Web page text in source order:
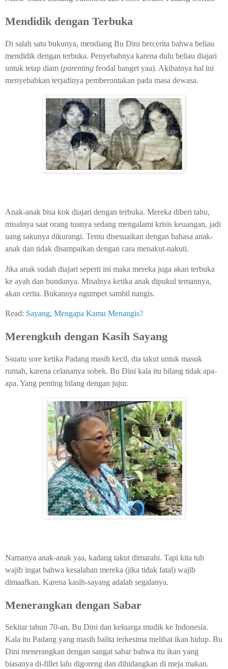
Mendidik dengan Terbuka
Di salah satu bukunya, mendiang Bu Dini bercerita bahwa beliau
mendidik dengan terbuka. Penyebabnya karena dulu beliau diajari
untuk tetap diam (parenting feodal banget yaa). Akibatnya hal ini
menyebabkan terjadinya pemberontakan pada masa dewasa.
Anak-anak bisa kok diajari dengan terbuka. Mereka diberi tahu,
misalnya saat orang tuanya sedang mengalami krisis keuangan, jadi
uang sakunya dikurangi. Tentu disesuaikan dengan bahasa anak-
anak dan tidak disampaikan dengan cara menakut-nakuti.
Jika anak sudah diajari seperti ini maka mereka juga akan terbuka
ke ayah dan bundanya. Misalnya ketika anak dipukul temannya,
akan cerita. Bukannya ngumpet sambil nangis.
Read: Sayang, Mengapa Kamu Menangis?
Merengkuh dengan Kasih Sayang
Ssuatu sore ketika Padang masih kecil, dia takut untuk masuk
rumah, karena celananya sobek. Bu Dini kala itu bilang tidak apa-
apa. Yang penting bilang dengan jujur.
Namanya anak-anak yaa, kadang takut dimarahi. Tapi kita tuh
wajib ingat bahwa kesalahan mereka (jika tidak fatal) wajib
dimaafkan. Karena kasih-sayang adalah segalanya.
Menerangkan dengan Sabar
Sekitar tahun 70-an, Bu Dini dan keluarga mudik ke Indonesia.
Kala itu Padang yang masih balita terkesima melihat ikan hidup. Bu
Dini menerangkan dengan sangat sabar bahwa itu ikan yang
biasanya di-fillet lalu digoreng dan dihidangkan di meja makan.